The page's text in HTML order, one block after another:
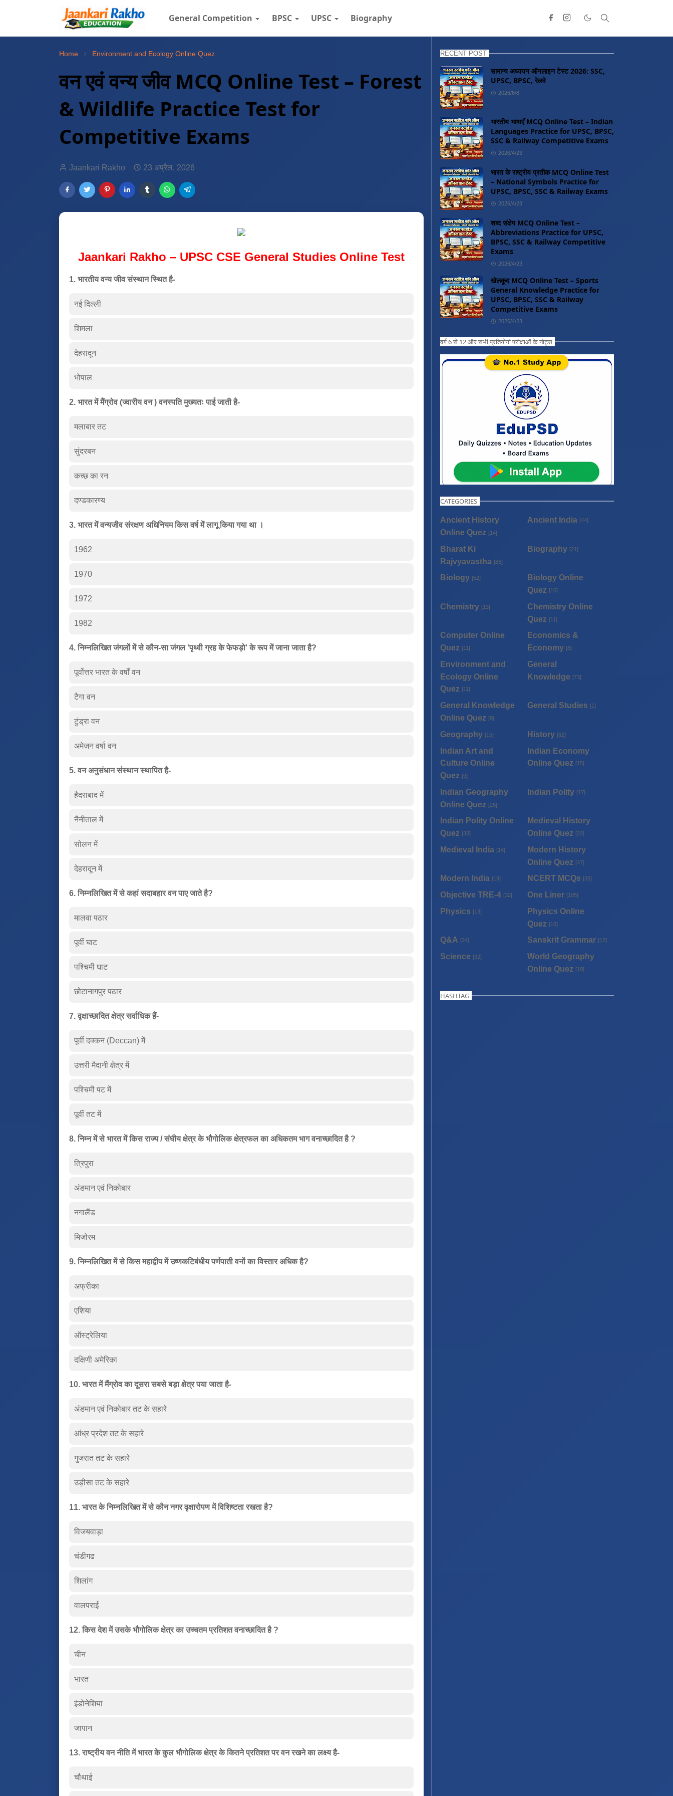
General Competition BPSC UPSC Biography
Home Environment and Ecology Online Quez
वन एवं वन्य जीव MCQ Online Test – Forest
& Wildlife Practice Test for
Competitive Exams
Jaankari Rakho 23 अप्रैल, 2026
Jaankari Rakho – UPSC CSE General Studies Online Test
1. भारतीय वन्य जीव संस्थान स्थित है-
नई दिल्ली
शिमला
देहरादून
भोपाल
2. भारत में मैंग्रोव (ज्वारीय वन ) वनस्पति मुख्यतः पाई जाती है-
मलाबार तट
सुंदरबन
कच्छ का रन
दण्डकारण्य
3. भारत में वन्यजीव संरक्षण अधिनियम किस वर्ष में लागू किया गया था ।
1962
1970
1972
1982
4. निम्नलिखित जंगलों में से कौन-सा जंगल 'पृथ्वी ग्रह के फेफड़ो' के रूप में जाना जाता है?
पूर्वोत्तर भारत के वर्षों वन
टैगा वन
टुंड्रा वन
अमेजन वर्षा वन
5. वन अनुसंधान संस्थान स्थापित है-
हैदराबाद में
नैनीताल में
सोलन में
देहरादून में
6. निम्नलिखित में से कहां सदाबहार वन पाए जाते है?
मालवा पठार
पूर्वी घाट
पश्चिमी घाट
छोटानागपुर पठार
7. वृक्षाच्छादित क्षेत्र सर्वाधिक हैं-
पूर्वी दक्कन (Deccan) में
उत्तरी मैदानी क्षेत्र में
पश्चिमी पट में
पूर्वी तट में
8. निम्न में से भारत में किस राज्य / संघीय क्षेत्र के भौगोलिक क्षेत्रफल का अधिकतम भाग वनाच्छादित है ?
त्रिपुरा
अंडमान एवं निकोबार
नगालैंड
मिजोरम
9. निम्नलिखित में से किस महाद्वीप में उष्णकटिबंधीय पर्णपाती वनों का विस्तार अधिक है?
अफ्रीका
एशिया
ऑस्ट्रेलिया
दक्षिणी अमेरिका
10. भारत में मैंग्रोव का दूसरा सबसे बड़ा क्षेत्र पया जाता है-
अंडमान एवं निकोबार तट के सहारे
आंध्र प्रदेश तट के सहारे
गुजरात तट के सहारे
उड़ीसा तट के सहारे
11. भारत के निम्नलिखित में से कौन नगर वृक्षारोपण में विशिष्टता रखता है?
विजयवाड़ा
चंडीगढ
शिलांग
वालपराई
12. किस देश में उसके भौगोलिक क्षेत्र का उच्चतम प्रतिशत वनाच्छादित है ?
चीन
भारत
इंडोनेशिया
जापान
13. राष्ट्रीय वन नीति में भारत के कुल भौगोलिक क्षेत्र के कितने प्रतिशत पर वन रखने का लक्ष्य है-
चौथाई
RECENT POST
सामान्य अध्ययन ऑनलाइन टेस्ट 2026: SSC,
UPSC, BPSC, रेलवे
2026/6/8
भारतीय भाषाएँ MCQ Online Test – Indian
Languages Practice for UPSC, BPSC,
SSC & Railway Competitive Exams
2026/4/23
भारत के राष्ट्रीय प्रतीक MCQ Online Test
– National Symbols Practice for
UPSC, BPSC, SSC & Railway Exams
2026/4/23
शब्द संक्षेप MCQ Online Test –
Abbreviations Practice for UPSC,
BPSC, SSC & Railway Competitive
Exams
2026/4/23
खेलकूद MCQ Online Test – Sports
General Knowledge Practice for
UPSC, BPSC, SSC & Railway
Competitive Exams
2026/4/23
वर्ग 6 से 12 और सभी प्रतियोगी परीक्षाओं के नोट्स
CATEGORIES
Ancient History
Online Quez [14]
Ancient India [44]
Bharat Ki
Rajvyavastha [83]
Biography [21]
Biology [52]
Biology Online
Quez [16]
Chemistry [13]
Chemistry Online
Quez [11]
Computer Online
Quez [11]
Economics &
Economy [8]
Environment and
Ecology Online
Quez [11]
General
Knowledge [73]
General Knowledge
Online Quez [9]
General Studies [1]
Geography [15] History [62]
Indian Art and
Culture Online
Quez [9]
Indian Economy
Online Quez [15]
Indian Geography
Online Quez [25]
Indian Polity [17]
Indian Polity Online
Quez [33]
Medieval History
Online Quez [22]
Medieval India [14]
Modern History
Online Quez [47]
Modern India [19] NCERT MCQs [35]
Objective TRE-4 [32] One Liner [195]
Physics [13]
Physics Online
Quez [16]
Q&A [24] Sanskrit Grammar [12]
Science [32]
World Geography
Online Quez [19]
HASHTAG